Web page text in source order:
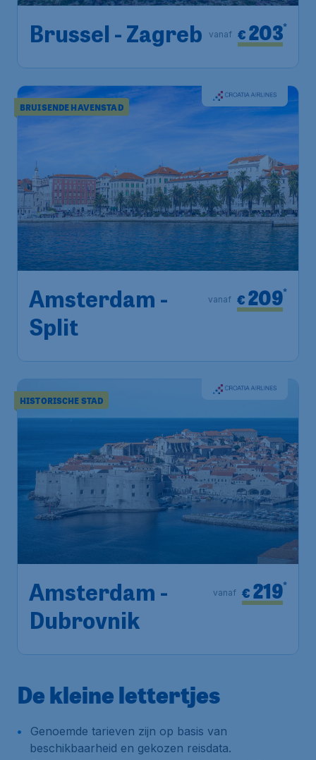
Brussel - Zagreb € 203*
vanaf
BRUISENDE HAVENSTAD
Amsterdam -
Split
€ 209*
vanaf
HISTORISCHE STAD
Amsterdam -
Dubrovnik
€ 219*
vanaf
De kleine lettertjes
Genoemde tarieven zijn op basis van
beschikbaarheid en gekozen reisdata.